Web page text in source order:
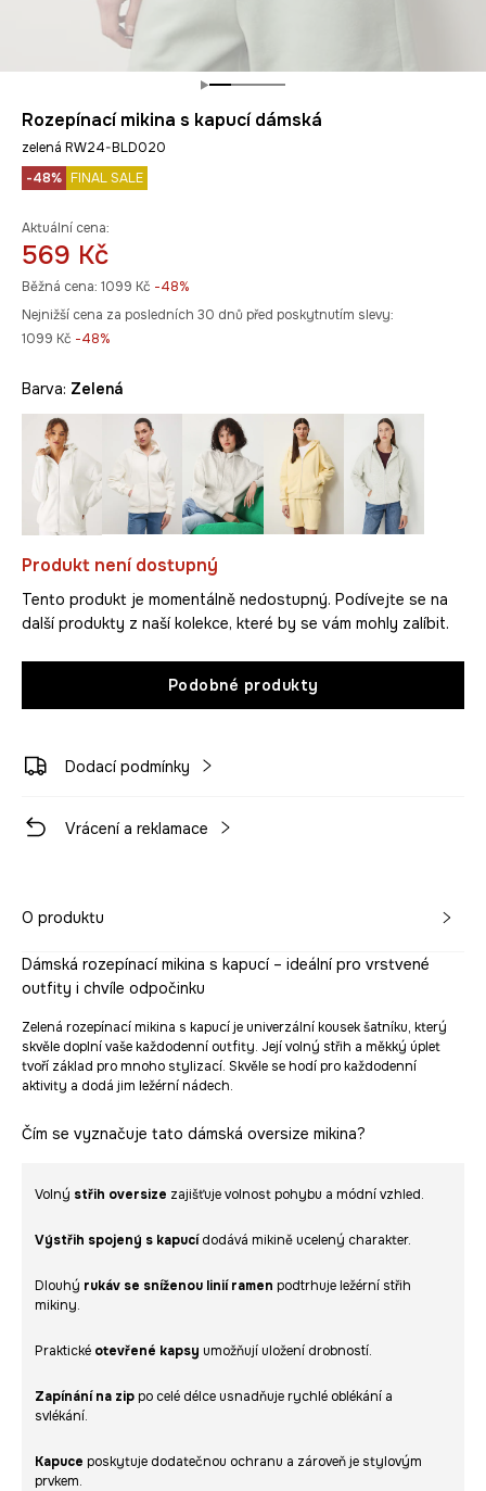
Rozepínací mikina s kapucí dámská
zelená RW24-BLD020
-48% FINAL SALE
Aktuální cena:
569 Kč
Běžná cena: 1099 Kč -48%
Nejnižší cena za posledních 30 dnů před poskytnutím slevy:
1099 Kč -48%
Barva: zelená
Produkt není dostupný
Tento produkt je momentálně nedostupný. Podívejte se na
další produkty z naší kolekce, které by se vám mohly zalíbit.
Podobné produkty
Dodací podmínky
Vrácení a reklamace
O produktu
Dámská rozepínací mikina s kapucí – ideální pro vrstvené
outfity i chvíle odpočinku
Zelená rozepínací mikina s kapucí je univerzální kousek šatníku, který
skvěle doplní vaše každodenní outfity. Její volný střih a měkký úplet
tvoří základ pro mnoho stylizací. Skvěle se hodí pro každodenní
aktivity a dodá jim ležérní nádech.
Čím se vyznačuje tato dámská oversize mikina?
Volný střih oversize zajišťuje volnost pohybu a módní vzhled.
Výstřih spojený s kapucídodává mikině ucelený charakter.
Dlouhý rukáv se sníženou linií ramen podtrhuje ležérní střih
mikiny.
Praktické otevřené kapsy umožňují uložení drobností.
Zapínání na zip po celé délce usnadňuje rychlé oblékání a
svlékání.
Kapuce poskytuje dodatečnou ochranu a zároveň je stylovým
prvkem.